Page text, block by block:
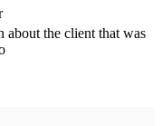
the client that was